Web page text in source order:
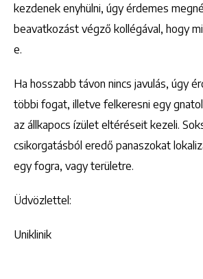
kezdenek enyhülni, úgy érdemes
beavatkozást végző kollégával, hogy
e.
Ha hosszabb távon nincs javulás, úgy
többi fogat, illetve felkeresni egy
az állkapocs ízület eltéréseit kezeli.
csikorgatásból eredő panaszokat
egy fogra, vagy területre.
Üdvözlettel:
Uniklinik